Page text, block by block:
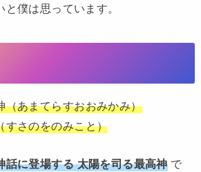
僕は思っています。
（あまてらすおおみかみ）
すさのをのみこと）
話に登場する 太陽を司る最高神で